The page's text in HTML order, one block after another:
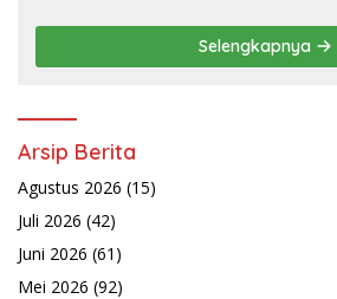
Selengkapnya
Arsip Berita
Agustus 2026 (15)
Juli 2026 (42)
Juni 2026 (61)
Mei 2026 (92)